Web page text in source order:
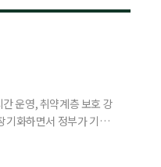
운영, 취약계층 보호 강
기화하면서 정부가 기존